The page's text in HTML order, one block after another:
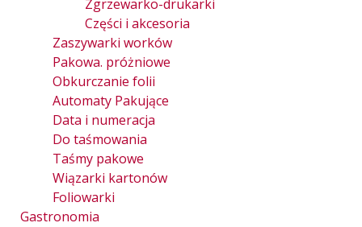
Zgrzewarko-drukarki
Części i akcesoria
Zaszywarki worków
Pakowa. próżniowe
Obkurczanie folii
Automaty Pakujące
Data i numeracja
Do taśmowania
Taśmy pakowe
Wiązarki kartonów
Foliowarki
Gastronomia